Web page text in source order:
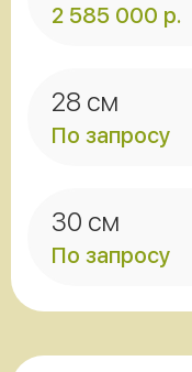
2 585 000 р.
28 см
По запросу
30 см
По запросу